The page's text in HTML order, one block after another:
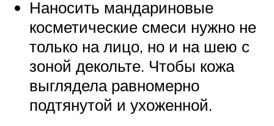
Наносить мандариновые
косметические смеси нужно не
только на лицо, но и на шею с
зоной декольте. Чтобы кожа
выглядела равномерно
подтянутой и ухоженной.